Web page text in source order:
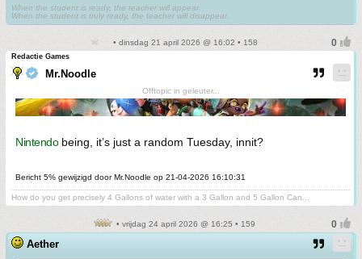
When the student is ready, the teacher will appear.
When the student is truly ready, the teacher will disappear.
• dinsdag 21 april 2026 @ 16:02 • 158
Redactie Games
Mr.Noodle
Offtopic in geleuter...
Nintendobeing, it’s just a random Tuesday, innit?
Bericht 5% gewijzigd door Mr.Noodle op 21-04-2026 16:10:31
How do you get precisely 4 Gallons of water with a 3 Gallon and 5 Gallon Can...
• vrijdag 24 april 2026 @ 16:25 • 159
Aether